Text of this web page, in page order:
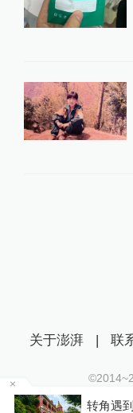
州河畔这个“最不像党
关于澎湃 | 联
©2014~
沪ICP证：沪